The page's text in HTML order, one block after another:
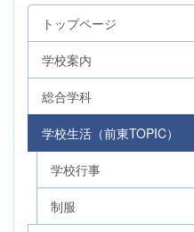
トップページ
学校案内
総合学科
学校生活（前東TOPIC）
学校行事
制服